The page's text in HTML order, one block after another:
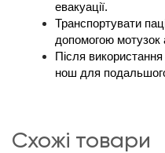
евакуації.
Транспортувати
допомогою мотузок
Після
нош для
схожі товари